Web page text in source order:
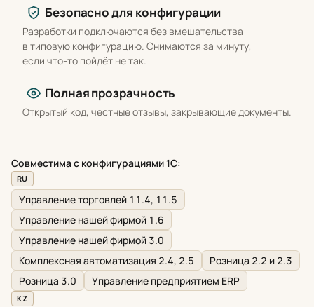
Безопасно для конфигурации
Разработки подключаются без вмешательства
в типовую конфигурацию. Снимаются за минуту,
если что-то пойдёт не так.
Полная прозрачность
Открытый код, честные отзывы, закрывающие документы.
Совместима с конфигурациями 1С:
RU
Управление торговлей 11.4, 11.5
Управление нашей фирмой 1.6
Управление нашей фирмой 3.0
Комплексная автоматизация 2.4, 2.5
Розница 2.2 и 2.3
Розница 3.0
Управление предприятием ERP
KZ